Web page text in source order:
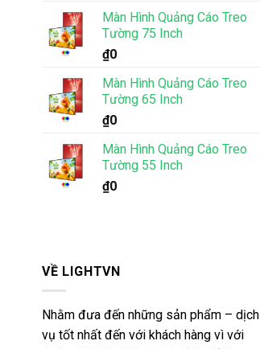
Màn Hình Quảng Cáo Treo
Tường 75 Inch
₫0
Màn Hình Quảng Cáo Treo
Tường 65 Inch
₫0
Màn Hình Quảng Cáo Treo
Tường 55 Inch
₫0
VỀ LIGHTVN
Nhằm đưa đến những sản phẩm – dịch
vụ tốt nhất đến với khách hàng vì với